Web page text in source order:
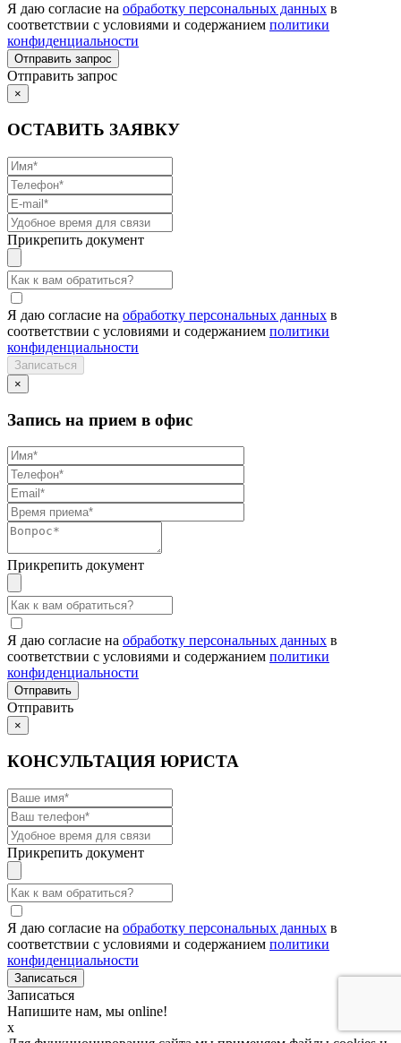
Я даю согласие на обработку персональных данных в
соответствии с условиями и содержанием политики
конфиденциальности
Отправить запрос
×
ОСТАВИТЬ ЗАЯВКУ
Прикрепить документ
Я даю согласие на обработку персональных данных в
соответствии с условиями и содержанием политики
конфиденциальности
×
Запись на прием в офис
Прикрепить документ
Я даю согласие на обработку персональных данных в
соответствии с условиями и содержанием политики
конфиденциальности
Отправить
×
КОНСУЛЬТАЦИЯ ЮРИСТА
Прикрепить документ
Я даю согласие на обработку персональных данных в
соответствии с условиями и содержанием политики
конфиденциальности
Записаться
Напишите нам, мы online!
x